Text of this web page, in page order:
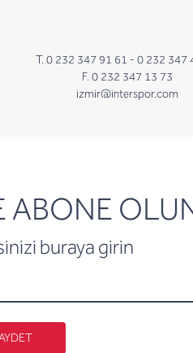
T. 0 232 347 91 61 - 0 232 347
F. 0 232 347 13 73
izmir@interspor.com
ABONE
buraya girin
newsletter